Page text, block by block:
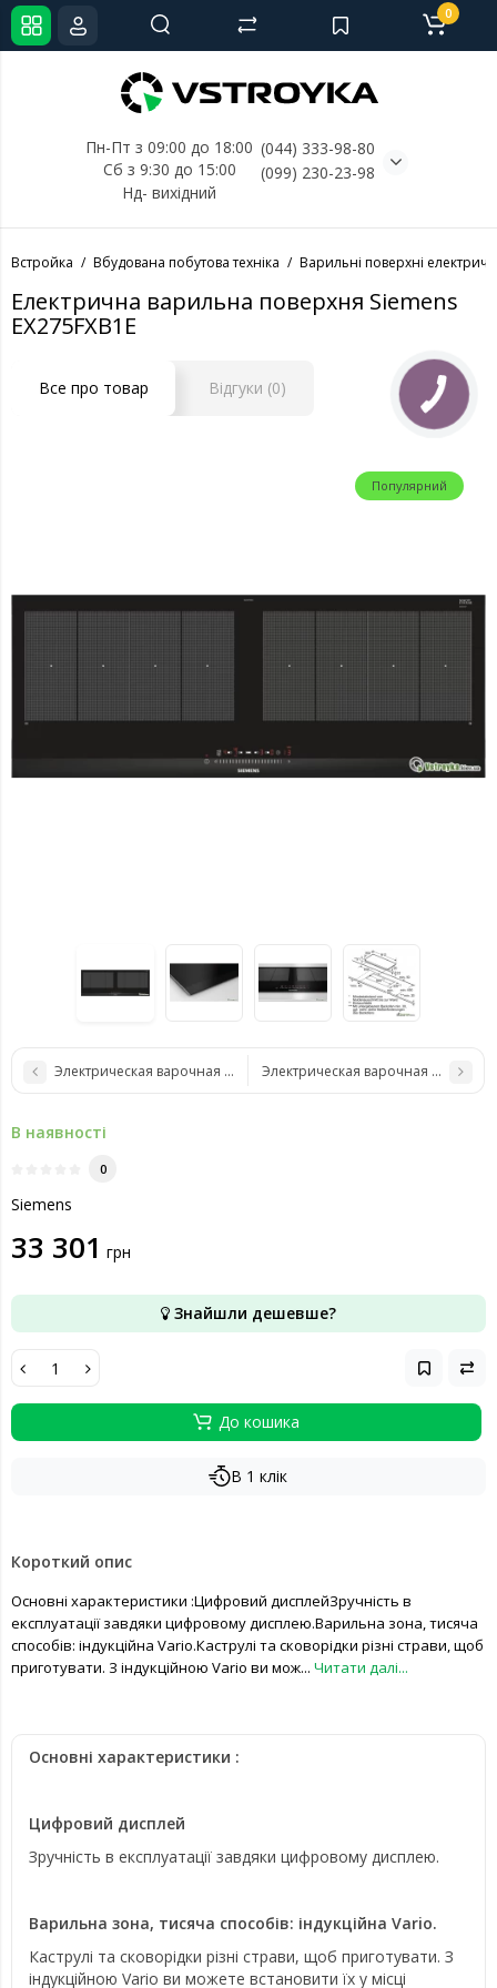
Пн-Пт з 09:00 до 18:00
Сб з 9:30 до 15:00
Нд- вихідний
(044) 333-98-80
(099) 230-23-98
0
Встройка Вбудована побутова техніка Варильні поверхні
Електрична варильна поверхня Siemens
EX275FXB1E
Все про товар Відгуки (0)
Популярний
Электрическая варочная поверхность Siemens EH651FFB1E
Электрическая варочная
В наявності
0
Siemens
33 301 грн
Знайшли дешевше?
До кошика
В 1 клік
Короткий опис
Основні характеристики :Цифровий дисплейЗручність в
експлуатації завдяки цифровому дисплею.Варильна зона, тисяча
способів: індукційна Vario.Каструлі та сковорідки різні страви, щоб
приготувати. З індукційною Vario ви мож... Читати далі...
Основні характеристики :
Цифровий дисплей
Зручність в експлуатації завдяки цифровому дисплею.
Варильна зона, тисяча способів: індукційна Vario.
Каструлі та сковорідки різні страви, щоб приготувати. З
індукційною Vario ви можете встановити їх у місці